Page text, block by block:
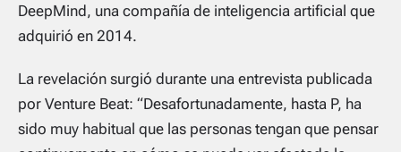
DeepMind, una compañía de inteligencia artificial que
adquirió en 2014.
La revelación surgió durante una entrevista publicada
por Venture Beat: “Desafortunadamente, hasta P, ha
sido muy habitual que las personas tengan que pensar